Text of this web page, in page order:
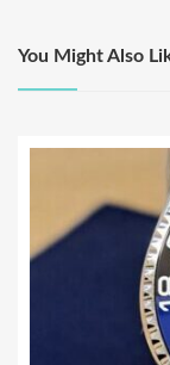
シ
ョ
You Might Also